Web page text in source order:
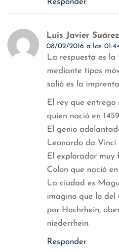
Luis Javier
08/02/2016 a las
La respuesta es la
mediante tipos
salió es la
El rey que entrego
quien nació en
El genio
Leonardo da Vinci
El explorador muy
Colon que nació
La ciudad es
imagino que lo del
por Hochrhein,
niederrhein.
Responder